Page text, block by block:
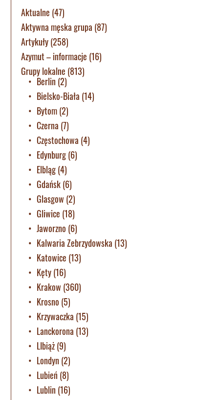
Aktualne (47)
Aktywna męska grupa (87)
Artykuły(258)
Azymut – informacje (16)
Grupy lokalne (813)
Berlin (2)
Bielsko-Biała (14)
Bytom(2)
Czerna (7)
Częstochowa (4)
Edynburg(6)
Elbląg(4)
Gdańsk(6)
Glasgow (2)
Gliwice (18)
Jaworzno (6)
Kalwaria Zebrzydowska (13)
Katowice (13)
Kęty(16)
Krakow (360)
Krosno (5)
Krzywaczka (15)
Lanckorona (13)
LIbiąż(9)
Londyn (2)
Lubień (8)
Lublin (16)